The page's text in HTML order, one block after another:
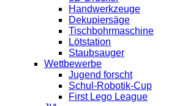
Handwerkzeuge
Dekupiersäge
Tischbohrmaschine
Lötstation
Staubsauger
Wettbewerbe
Jugend forscht
Schul-Robotik-Cup
First Lego League